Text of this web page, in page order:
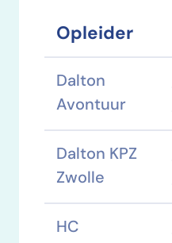
Opleider
Dalton
Avontuur
Dalton KPZ
Zwolle
HC